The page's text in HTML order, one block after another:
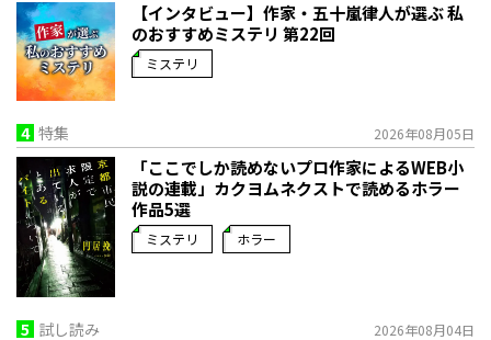
【インタビュー】作家・五十嵐律人が選ぶ 私
のおすすめミステリ 第22回
ミステリ
4 特集 2026年08月05日
「ここでしか読めないプロ作家によるWEB小
説の連載」――カクヨムネクストで読めるホラー
作品5選
ミステリ ホラー
5 試し読み 2026年08月04日